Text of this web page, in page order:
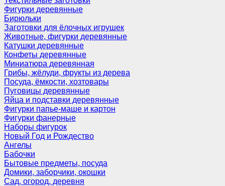
Фигурки деревянные
Бирюльки
Заготовки для ёлочных игрушек
Животные, фигурки деревянные
Катушки деревянные
Конфеты деревянные
Миниатюра деревянная
Грибы, жёлуди, фрукты из дерева
Посуда, ёмкости, хозтовары
Пуговицы деревянные
Яйца и подставки деревянные
Фигурки папье-маше и картон
Фигурки фанерные
Наборы фигурок
Новый Год и Рождество
Ангелы
Бабочки
Бытовые предметы, посуда
Домики, заборчики, окошки
Сад, огород, деревня